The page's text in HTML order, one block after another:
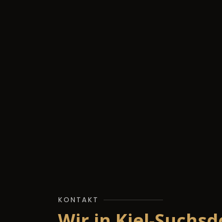
KONTAKT